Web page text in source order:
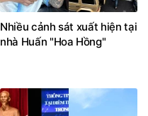
Nhiều cảnh sát xuất hiện tại
nhà Huấn "Hoa Hồng"